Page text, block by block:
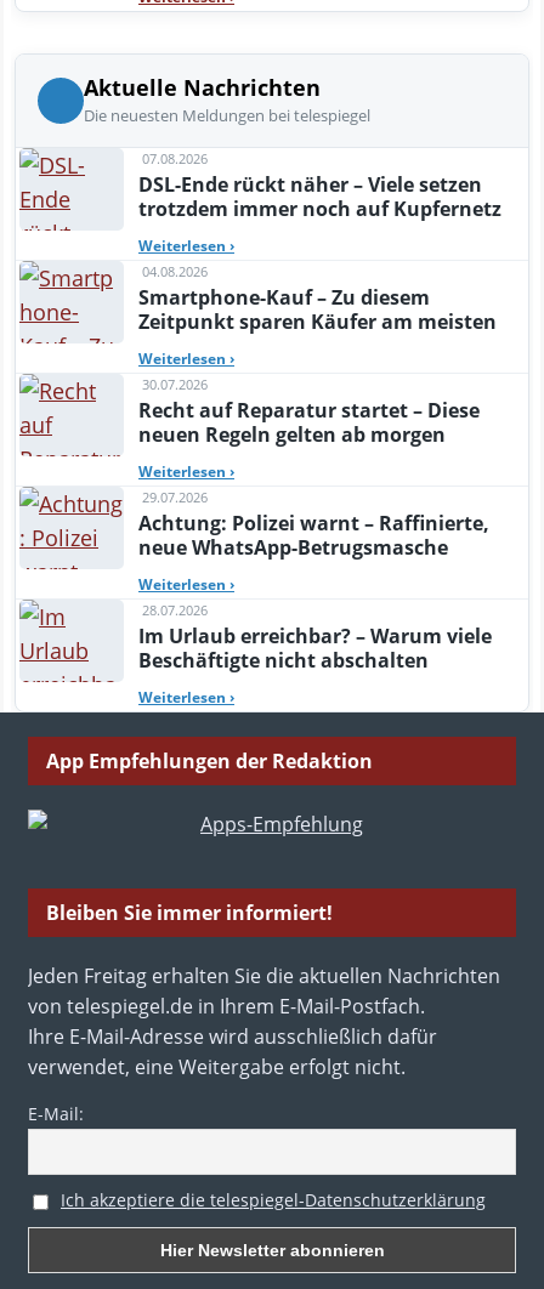
Aktuelle Nachrichten
Die neuesten Meldungen bei telespiegel
07.08.2026
DSL-Ende rückt näher – Viele setzen
trotzdem immer noch auf Kupfernetz
Weiterlesen ›
04.08.2026
Smartphone-Kauf – Zu diesem
Zeitpunkt sparen Käufer am meisten
Weiterlesen ›
30.07.2026
Recht auf Reparatur startet – Diese
neuen Regeln gelten ab morgen
Weiterlesen ›
29.07.2026
Achtung: Polizei warnt – Raffinierte,
neue WhatsApp-Betrugsmasche
Weiterlesen ›
28.07.2026
Im Urlaub erreichbar? – Warum viele
Beschäftigte nicht abschalten
Weiterlesen ›
App Empfehlungen der Redaktion
Bleiben Sie immer informiert!
Jeden Freitag erhalten Sie die aktuellen Nachrichten
von telespiegel.de in Ihrem E-Mail-Postfach.
Ihre E-Mail-Adresse wird ausschließlich dafür
verwendet, eine Weitergabe erfolgt nicht.
E-Mail:
Ich akzeptiere die telespiegel-Datenschutzerklärung